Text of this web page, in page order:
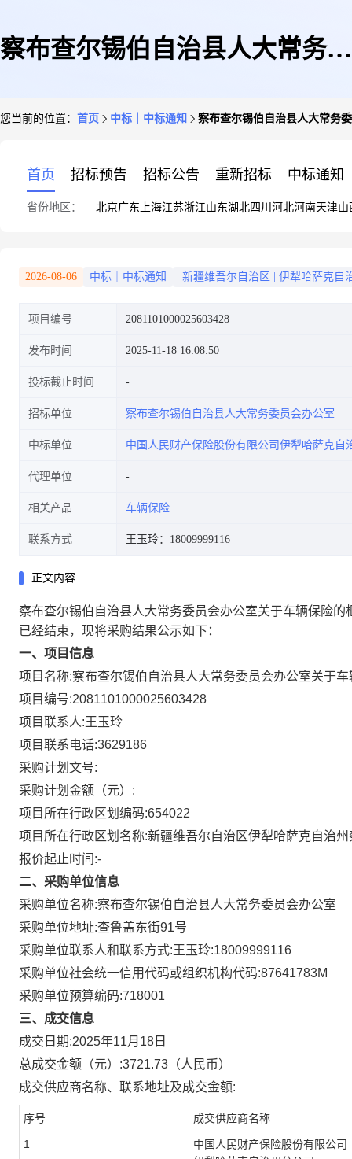
察布查尔锡伯自治县人大常务委
您当前的位置： 首页 中标｜中标通知 察布查尔锡伯自治县人大常务
首页 招标预告 招标公告 重新招标 中标通知
省份地区： 北京广东 上海江苏浙江山东湖北四川 河北河南天津山
2026-08-06 中标｜中标通知 新疆维吾尔自治区 伊犁哈萨克自
项目编号 2081101000025603428
发布时间 2025-11-18 16:08:50
投标截止时间
招标单位 察布查尔锡伯自治县人大常务委员会办公室
中标单位 中国人民财产保险股份有限公司伊犁哈萨克自
代理单位
相关产品 车辆保险
联系方式 王玉玲：18009999116
正文内容
察布查尔锡伯自治县人大常务委员会办公室关于车辆保险的
已经结束，现将采购结果公示如下：
一、项目信息
项目名称:察布查尔锡伯自治县人大常务委员会办公室关于
项目编号:2081101000025603428
项目联系人:王玉玲
项目联系电话:3629186
采购计划文号:
采购计划金额（元）:
项目所在行政区划编码:654022
项目所在行政区划名称:新疆维吾尔自治区伊犁哈萨克自治
报价起止时间:-
二、采购单位信息
采购单位名称:察布查尔锡伯自治县人大常务委员会办公室
采购单位地址:查鲁盖东街91号
采购单位联系人和联系方式:王玉玲:18009999116
采购单位社会统一信用代码或组织机构代码:87641783M
采购单位预算编码:718001
三、成交信息
成交日期:2025年11月18日
总成交金额（元）:3721.73 （人民币）
成交供应商名称、联系地址及成交金额:
序号 成交供应商名称
1
中国人民财产保险股份有限公司